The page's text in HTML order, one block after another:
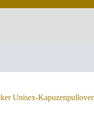
Unisex-Kapuzenpullover